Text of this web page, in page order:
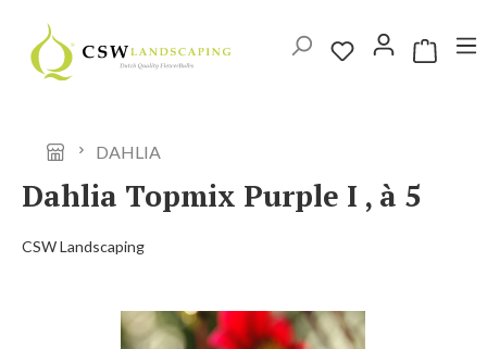
Ga naar de hoofdinhoud
DAHLIA
Dahlia Topmix Purple I , à 5
CSW Landscaping
Afbeeldingengalerij overslaan